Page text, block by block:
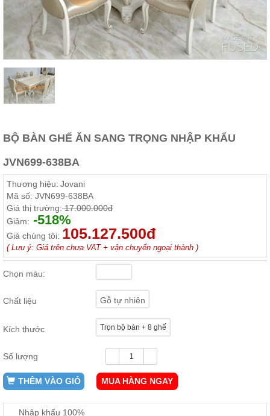
Thất
Khách
trà...
Nội
Phòng
Ngủ
ngủ, tủ
áo, bàn
trang
điểm
Nội
Phòng
Ăn
ăn,
kệ
Công,
Vườn
BỘ BÀN GHẾ ĂN SANG TRỌNG NHẬP KHẨU
JVN699-638BA
Thương hiệu: Jovani
Mã số: JVN699-638BA
Giá thị trường:17.000.000đ
Giảm: -518%
Giá chúng tôi: 105.127.500đ
( Lưu ý: Giá trên chưa VAT + vận chuyển ngoại thành )
Chọn màu:
Chất liệu Gỗ tự nhiên
Kích thước Trọn bộ bàn + 8 ghế
Số lượng
THÊM VÀO GIỎ MUA HÀNG NGAY
Nhập khẩu 100%